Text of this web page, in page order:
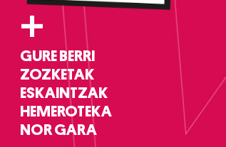
+
GURE BERRI
ZOZKETAK
ESKAINTZAK
HEMEROTEKA
NOR GARA